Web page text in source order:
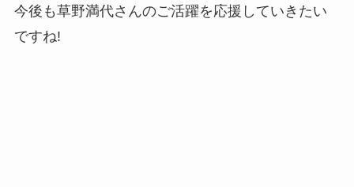
今後も草野満代さんのご活躍を応援していきたい
ですね!